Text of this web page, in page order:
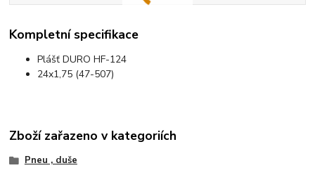
Kompletní specifikace
Plášť DURO HF-124
24x1,75 (47-507)
Zboží zařazeno v kategoriích
Pneu , duše